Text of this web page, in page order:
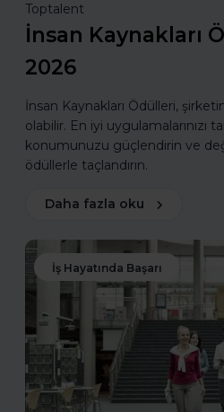
Toptalent
İnsan Kaynakları
2026
İnsan Kaynakları Ödülleri,
olabilir. En iyi uygulamalarınızı
konumunuzu güçlendirin ve
ödüllerle taçlandırın.
Daha fazla oku
İş Hayatında Başarı